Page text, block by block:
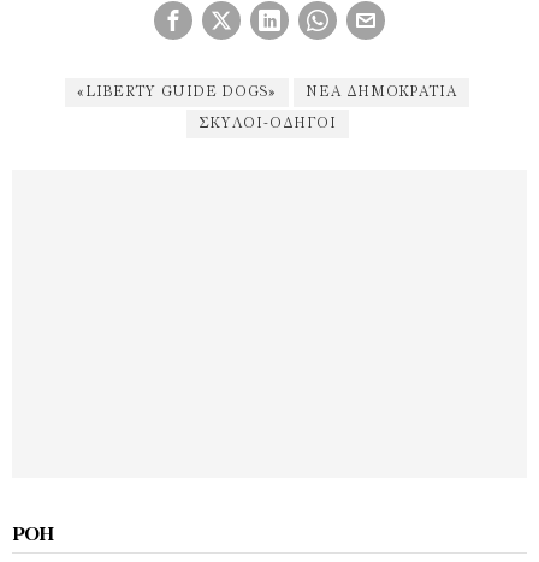
«LIBERTY GUIDE DOGS» ΝΈΑ ΔΗΜΟΚΡΑΤΊΑ
ΣΚΎΛΟΙ-ΟΔΗΓΟΙ
ΡΟΉ